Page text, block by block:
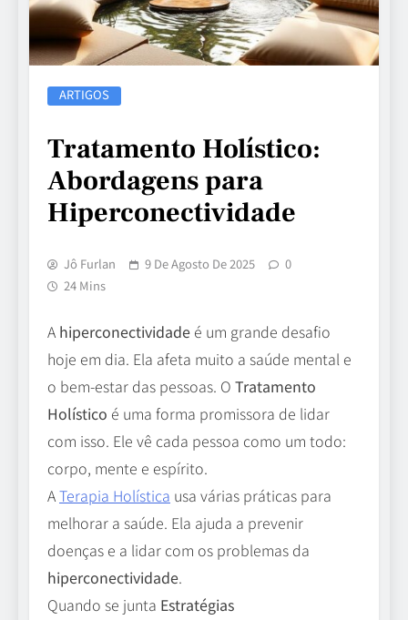
ARTIGOS
Tratamento Holístico:
Abordagens para
Hiperconectividade
Jô Furlan 9 De Agosto De 2025
0
24 Mins
A hiperconectividade é um grande desafio
hoje em dia. Ela afeta muito a saúde mental e
o bem-estar das pessoas. O Tratamento
Holístico é uma forma promissora de lidar
com isso. Ele vê cada pessoa como um todo:
corpo, mente e espírito.
ATerapia Holística usa várias práticas para
melhorar a saúde. Ela ajuda a prevenir
doenças e a lidar com os problemas da
hiperconectividade.
Quando se junta Estratégias